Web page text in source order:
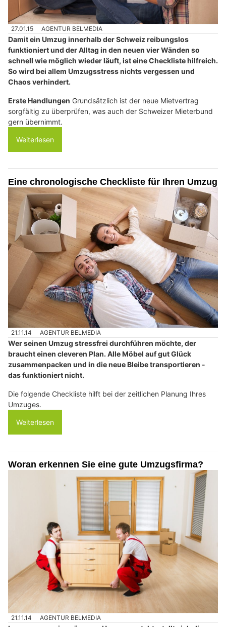
27.01.15 AGENTUR BELMEDIA
Damit ein Umzug innerhalb der Schweiz reibungslos
funktioniert und der Alltag in den neuen vier Wänden so
schnell wie möglich wieder läuft, ist eine Checkliste hilfreich.
So wird bei allem Umzugsstress nichts vergessen und
Chaos verhindert.
Erste Handlungen Grundsätzlich ist der neue Mietvertrag
sorgfältig zu überprüfen, was auch der Schweizer Mieterbund
gern übernimmt.
Weiterlesen
Eine chronologische Checkliste für Ihren Umzug
21.11.14 AGENTUR BELMEDIA
Wer seinen Umzug stressfrei durchführen möchte, der
braucht einen cleveren Plan. Alle Möbel auf gut Glück
zusammenpacken und in die neue Bleibe transportieren -
das funktioniert nicht.
Die folgende Checkliste hilft bei der zeitlichen Planung Ihres
Umzuges.
Weiterlesen
Woran erkennen Sie eine gute Umzugsfirma?
21.11.14 AGENTUR BELMEDIA